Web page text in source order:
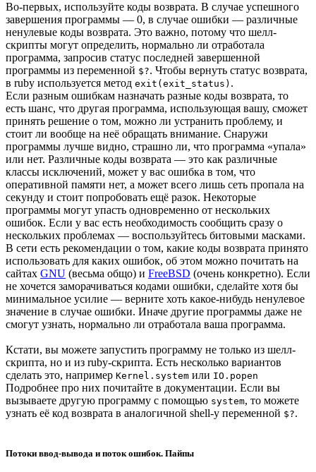
Во-первых, используйте коды возврата. В случае успешного
завершения программы — 0, в случае ошибки — различные
ненулевые коды возврата. Это важно, потому что шелл-
скрипты могут определить, нормально ли отработала
программа, запросив статус последней завершенной
программы из переменной $?. Чтобы вернуть статус возврата,
в ruby используется метод exit(exit_status) .
Если разным ошибкам назначать разные коды возврата, то
есть шанс, что другая программа, использующая вашу, сможет
принять решение о том, можно ли устранить проблему, и
стоит ли вообще на неё обращать внимание. Снаружи
программы лучше видно, страшно ли, что программа «упала»
или нет. Различные коды возврата — это как различные
классы исключений, может у вас ошибка в том, что
оперативной памяти нет, а может всего лишь сеть пропала на
секунду и стоит попробовать ещё разок. Некоторые
программы могут упасть одновременно от нескольких
ошибок. Если у вас есть необходимость сообщить сразу о
нескольких проблемах — воспользуйтесь битовыми масками.
В сети есть рекомендации о том, какие коды возврата принято
использовать для каких ошибок, об этом можно почитать на
сайтах GNU (весьма общо) и FreeBSD (очень конкретно). Если
не хочется заморачиваться кодами ошибки, сделайте хотя бы
минимальное усилие — верните хоть какое-нибудь ненулевое
значение в случае ошибки. Иначе другие программы даже не
смогут узнать, нормально ли отработала ваша программа.
Кстати, вы можете запустить программу не только из шелл-
скрипта, но и из ruby-скрипта. Есть несколько вариантов
сделать это, например Kernel.system или IO.popen
Подробнее про них почитайте в документации. Если вы
вызываете другую программу с помощью system, то можете
узнать её код возврата в аналогичной shell-у переменной $?.
Потоки ввод-вывода и поток ошибок. Пайпы